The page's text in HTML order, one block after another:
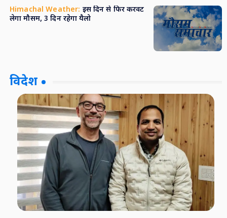
Himachal Weather: इस दिन से फिर करवट
लेगा मौसम, 3 दिन रहेगा यैलो
विदेश